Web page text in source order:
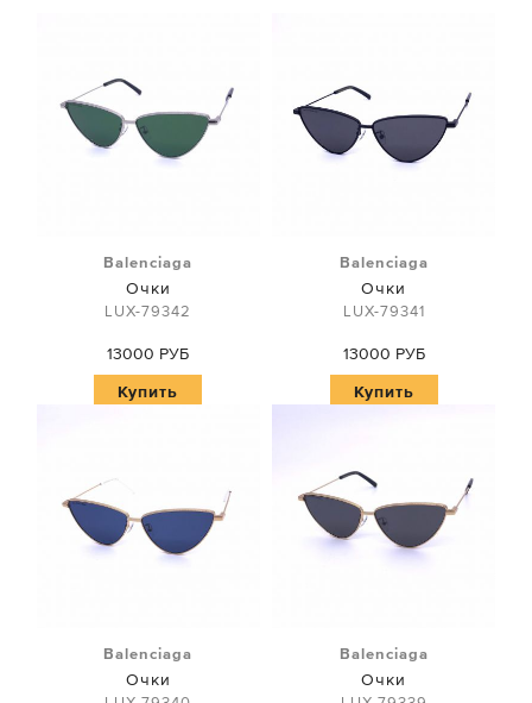
Balenciaga
Очки
LUX-79342
13000 РУБ
Купить
Balenciaga
Очки
LUX-79341
13000 РУБ
Купить
Balenciaga
Очки
Balenciaga
Очки